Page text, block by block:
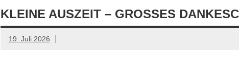
KLEINE AUSZEIT – GROSSES
19. Juli 2026